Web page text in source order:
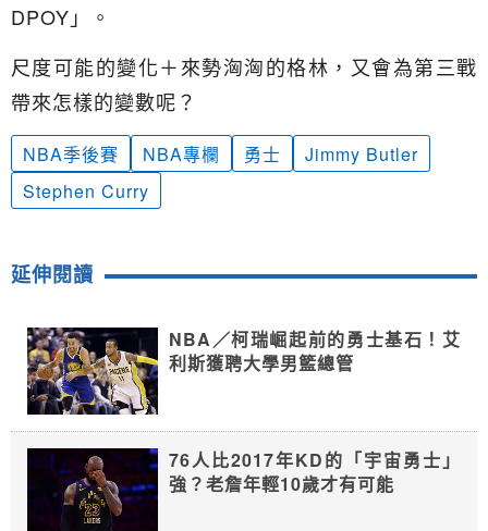
DPOY」。
尺度可能的變化＋來勢洶洶的格林，又會為第三戰
帶來怎樣的變數呢？
NBA季後賽 NBA專欄 勇士
Jimmy Butler
Stephen Curry
延伸閱讀
NBA／柯瑞崛起前的勇士基石！艾
利斯獲聘大學男籃總管
76人比2017年KD的「宇宙勇士」
強？老詹年輕10歲才有可能